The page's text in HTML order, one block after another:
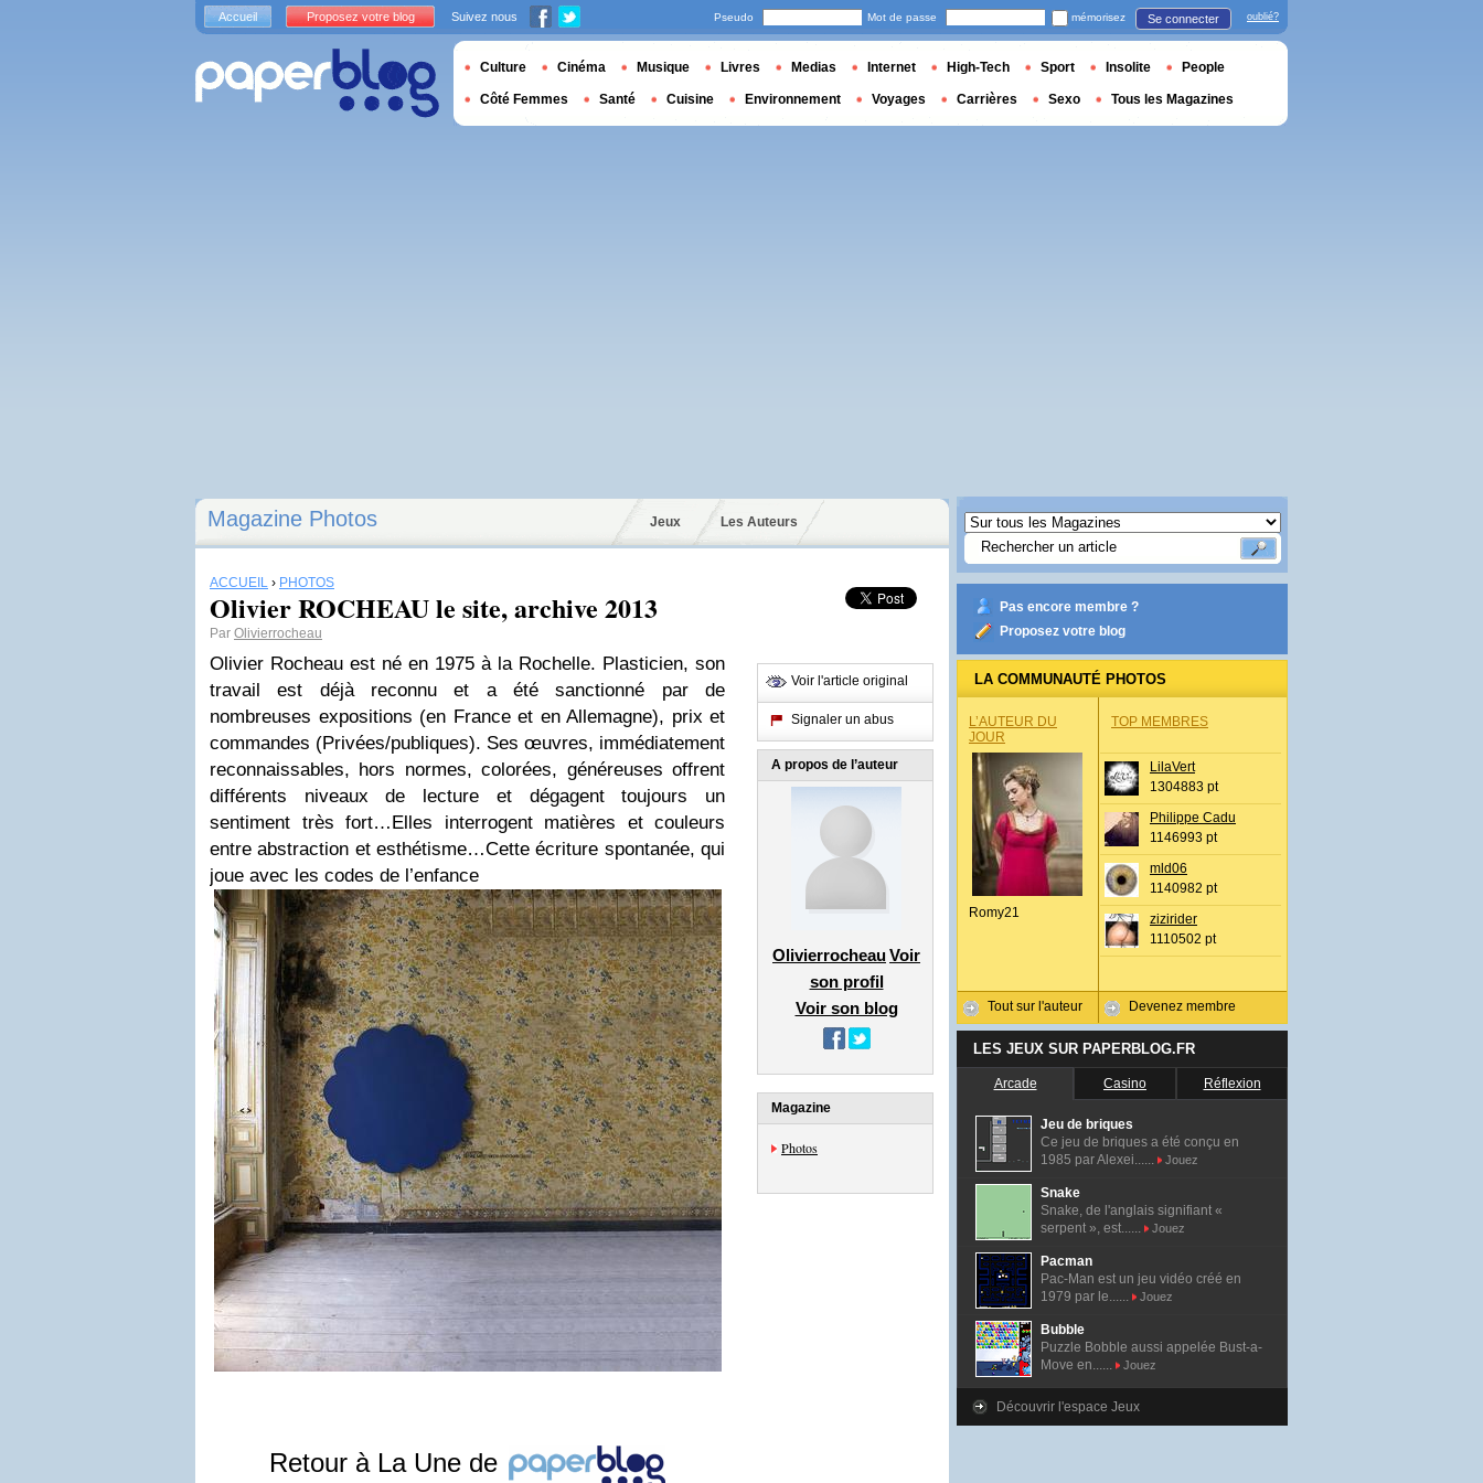
Magazine Photos Jeux Les Auteurs
ACCUEIL › PHOTOS
Olivier ROCHEAU le site, archive 2013
Par Olivierrocheau
Olivier Rocheau est né en 1975 à la Rochelle. Plasticien, son
travail est déjà reconnu et a été sanctionné par de
nombreuses expositions (en France et en Allemagne), prix et
commandes (Privées/publiques). Ses œuvres, immédiatement
reconnaissables, hors normes, colorées, généreuses offrent
différents niveaux de lecture et dégagent toujours un
sentiment très fort…Elles interrogent matières et couleurs
entre abstraction et esthétisme…Cette écriture spontanée, qui
joue avec les codes de l’enfance
Retour à La Une de
Voir l'article original
Signaler un abus
A propos de l’auteur
OlivierrocheauVoir
son profil
Voir son blog
Magazine
Photos
Pas encore membre ?
Proposez votre blog
LA COMMUNAUTÉ PHOTOS
L’AUTEUR DU
JOUR
Romy21
Tout sur l'auteur
TOP MEMBRES
LilaVert
1304883 pt
Philippe Cadu
1146993 pt
mld06
1140982 pt
zizirider
1110502 pt
Devenez membre
LES JEUX SUR PAPERBLOG.FR
Arcade Casino Réflexion
Jeu de briques
Ce jeu de briques a été conçu en
1985 par Alexei......
Jouez
Snake
Snake, de l'anglais signifiant «
serpent », est......
Jouez
Pacman
Pac-Man est un jeu vidéo créé en
1979 par le......
Jouez
Bubble
Puzzle Bobble aussi appelée Bust-a-
Move en......
Jouez
Découvrir l'espace Jeux
Accueil Proposez votre blog Suivez nous Pseudo Mot de passe mémorisez Se connecter oublié?
Culture Cinéma Musique Livres Medias Internet High-Tech Sport Insolite People
Côté Femmes Santé Cuisine Environnement Voyages Carrières Sexo Tous les Magazines